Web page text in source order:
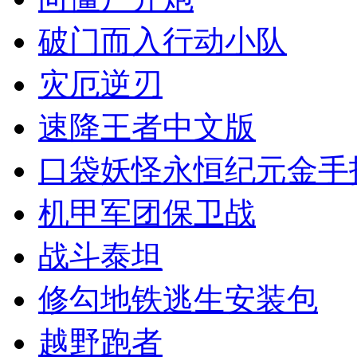
破门而入行动小队
灾厄逆刃
速降王者中文版
口袋妖怪永恒纪元金手
机甲军团保卫战
战斗泰坦
修勾地铁逃生安装包
越野跑者